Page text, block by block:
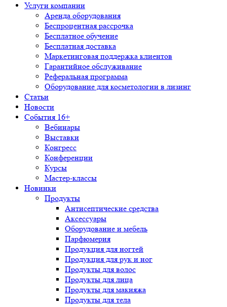
Услуги компании
Аренда оборудования
Беспроцентная рассрочка
Бесплатное обучение
Бесплатная доставка
Маркетинговая поддержка клиентов
Гарантийное обслуживание
Реферальная программа
Оборудование для косметологии в лизинг
Статьи
Новости
События 16+
Вебинары
Выставки
Конгресс
Конференции
Курсы
Мастер-классы
Новинки
Продукты
Антисептические средства
Аксессуары
Оборудование и мебель
Парфюмерия
Продукция для ногтей
Продукция для рук и ног
Продукты для волос
Продукты для лица
Продукты для макияжа
Продукты для тела